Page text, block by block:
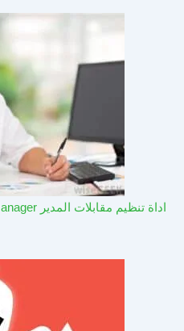
اداة تنظيم مقابلات المدير Interview Manager